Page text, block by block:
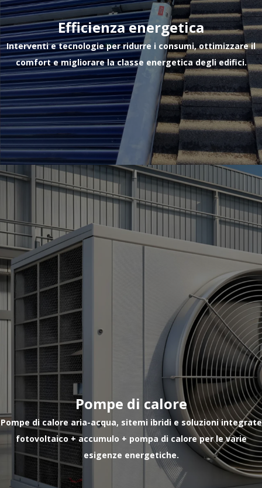
Efficienza energetica
Interventi e tecnologie per ridurre i consumi, ottimizzare il
comfort e migliorare la classe energetica degli edifici.
Pompe di calore
Pompe di calore aria-acqua, sitemi ibridi e soluzioni integrate
fotovoltaico + accumulo + pompa di calore per le varie
esigenze energetiche.